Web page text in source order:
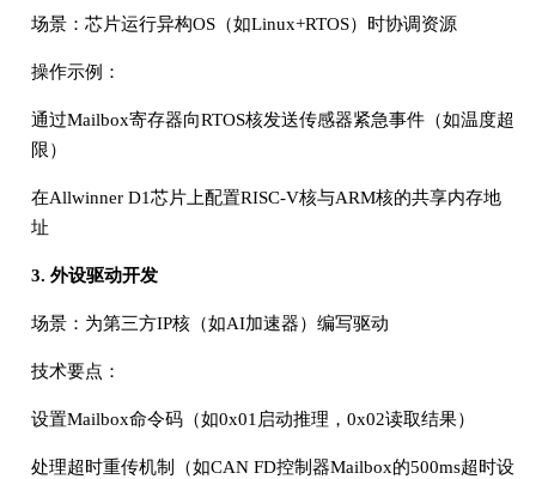
场景：芯片运行异构OS（如Linux+RTOS）时协调资源
操作示例：
通过Mailbox寄存器向RTOS核发送传感器紧急事件（如温度超
限）
在Allwinner D1芯片上配置RISC-V核与ARM核的共享内存地
址
3. 外设驱动开发
场景：为第三方IP核（如AI加速器）编写驱动
技术要点：
设置Mailbox命令码（如0x01启动推理，0x02读取结果）
处理超时重传机制（如CAN FD控制器Mailbox的500ms超时设